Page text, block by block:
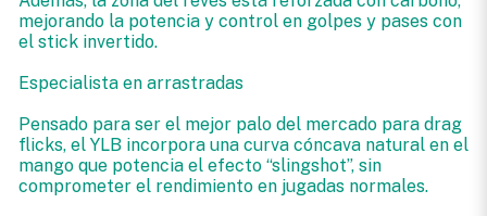
mejorando la potencia y control en golpes y pases con
el stick invertido.
Especialista en arrastradas
Pensado para ser el mejor palo del mercado para drag
flicks, el YLB incorpora una curva cóncava natural en el
mango que potencia el efecto “slingshot”, sin
comprometer el rendimiento en jugadas normales.